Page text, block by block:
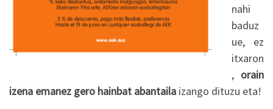
nahi
baduz
ue, ez
itxaron
, orain
izena emanez gero hainbat abantaila izango dituzu eta!